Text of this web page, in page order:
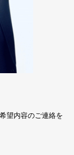
希望内容のご連絡を